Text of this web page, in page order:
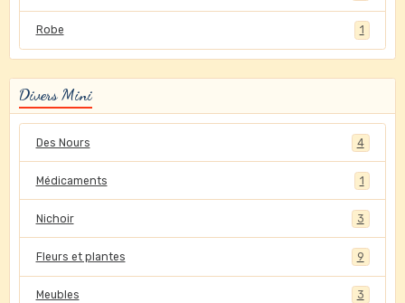
Robe 1
Divers Mini
Des Nours 4
Médicaments 1
Nichoir 3
Fleurs et plantes 9
Meubles 3